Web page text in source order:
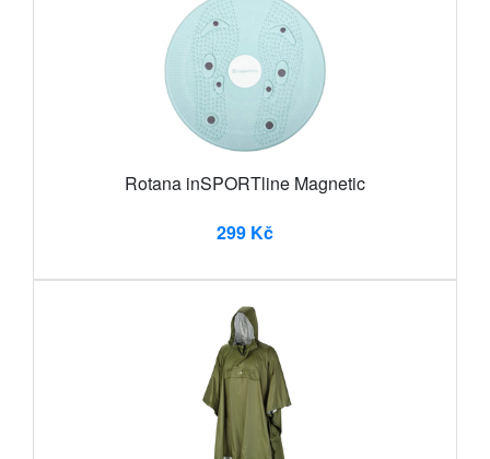
Rotana inSPORTline Magnetic
299 Kč